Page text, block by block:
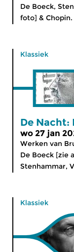
De Boeck,
foto] & Chopin.
Klassiek
De Nacht:
wo 27 jan
Werken van
De Boeck [zie
Stenhammar,
Klassiek